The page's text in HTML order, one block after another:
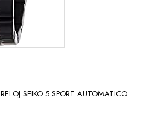
RELOJ SEIKO 5 SPORT AUTOMATICO